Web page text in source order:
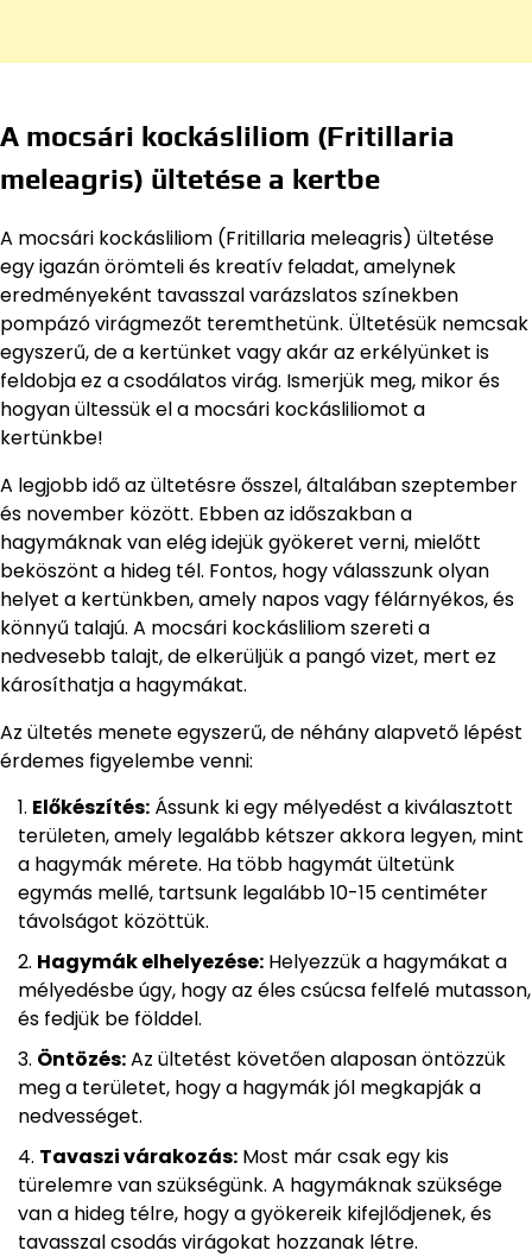
A mocsári kockásliliom (Fritillaria
meleagris) ültetése a kertbe
A mocsári kockásliliom (Fritillaria meleagris) ültetése
egy igazán örömteli és kreatív feladat, amelynek
eredményeként tavasszal varázslatos színekben
pompázó virágmezőt teremthetünk. Ültetésük nemcsak
egyszerű, de a kertünket vagy akár az erkélyünket is
feldobja ez a csodálatos virág. Ismerjük meg, mikor és
hogyan ültessük el a mocsári kockásliliomot a
kertünkbe!
A legjobb idő az ültetésre ősszel, általában szeptember
és november között. Ebben az időszakban a
hagymáknak van elég idejük gyökeret verni, mielőtt
beköszönt a hideg tél. Fontos, hogy válasszunk olyan
helyet a kertünkben, amely napos vagy félárnyékos, és
könnyű talajú. A mocsári kockásliliom szereti a
nedvesebb talajt, de elkerüljük a pangó vizet, mert ez
károsíthatja a hagymákat.
Az ültetés menete egyszerű, de néhány alapvető lépést
érdemes figyelembe venni:
Előkészítés: Ássunk ki egy mélyedést a kiválasztott
területen, amely legalább kétszer akkora legyen, mint
a hagymák mérete. Ha több hagymát ültetünk
egymás mellé, tartsunk legalább 10-15 centiméter
távolságot közöttük.
Hagymák elhelyezése: Helyezzük a hagymákat a
mélyedésbe úgy, hogy az éles csúcsa felfelé mutasson,
és fedjük be földdel.
Öntözés:Az ültetést követően alaposan öntözzük
meg a területet, hogy a hagymák jól megkapják a
nedvességet.
Tavaszi várakozás: Most már csak egy kis
türelemre van szükségünk. A hagymáknak szüksége
van a hideg télre, hogy a gyökereik kifejlődjenek, és
tavasszal csodás virágokat hozzanak létre.